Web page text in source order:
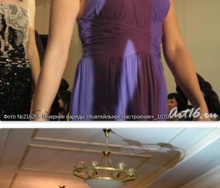
Фото №21625. Вечерние наряды «Коктейльное настроение»_1070